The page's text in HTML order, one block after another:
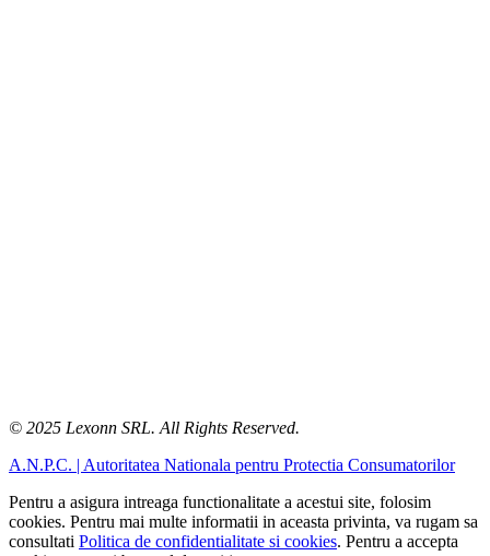
© 2025 Lexonn SRL. All Rights Reserved.
A.N.P.C. | Autoritatea Nationala pentru Protectia Consumatorilor
Pentru a asigura intreaga functionalitate a acestui site, folosim
cookies. Pentru mai multe informatii in aceasta privinta, va rugam sa
consultati Politica de confidentialitate si cookies. Pentru a accepta